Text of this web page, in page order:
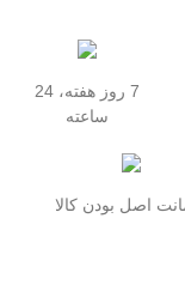
7 روز هفته، 24
ساعته
اصل بودن کالا